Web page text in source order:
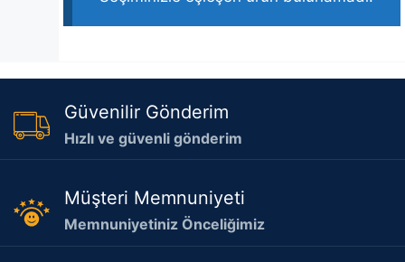
Güvenilir Gönderim
Hızlı ve güvenli gönderim
Müşteri Memnuniyeti
Memnuniyetiniz Önceliğimiz